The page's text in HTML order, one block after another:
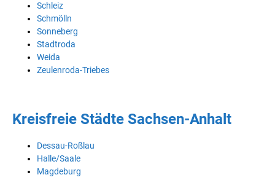
Schleiz
Schmölln
Sonneberg
Stadtroda
Weida
Zeulenroda-Triebes
Kreisfreie Städte Sachsen-Anhalt
Dessau-Roßlau
Halle/Saale
Magdeburg